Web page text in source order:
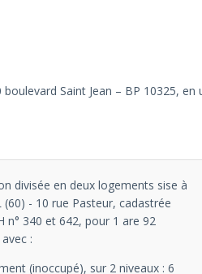
Saint Jean – BP 10325, en
divisée en deux logements sise à
(60) - 10 rue Pasteur, cadastrée
n° 340 et 642, pour 1 are 92
:
(inoccupé), sur 2 niveaux : 6